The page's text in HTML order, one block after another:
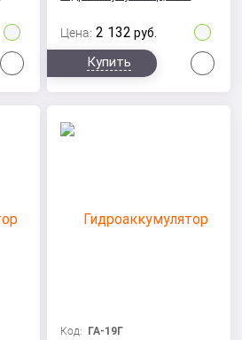
Цена: 2 132 руб.
Купить
Код: ГА-19Г